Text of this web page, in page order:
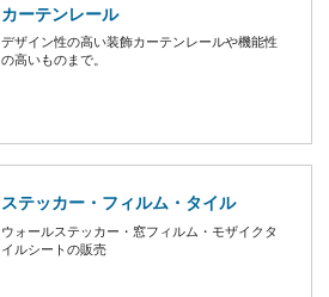
カーテンレール
デザイン性の高い装飾カーテンレールや機能性
の高いものまで。
ステッカー・フィルム・タイル
ウォールステッカー・窓フィルム・モザイクタ
イルシートの販売